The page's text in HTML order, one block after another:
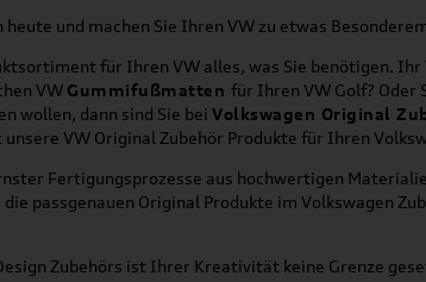
und machen Sie Ihren VW zu etwas
für Ihren VW alles, was Sie benötigen. Ihr
VW Gummifußmatten für Ihren VW Golf? Oder
wollen, dann sind Sie bei Volkswagen Original
unsere VW Original Zubehör Produkte für Ihren
Fertigungsprozesse aus hochwertigen
passgenauen Original Produkte im Volkswagen
Zubehörs ist Ihrer Kreativität keine Grenze